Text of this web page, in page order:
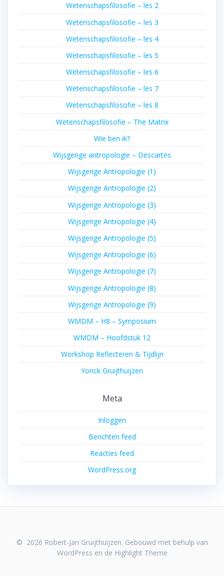
Wetenschapsfilosofie – les 2
Wetenschapsfilosofie – les 3
Wetenschapsfilosofie – les 4
Wetenschapsfilosofie – les 5
Wetenschapsfilosofie – les 6
Wetenschapsfilosofie – les 7
Wetenschapsfilosofie – les 8
Wetenschapsfilosofie – The Matrix
Wie ben ik?
Wijsgerige antropologie – Descartes
Wijsgerige Antropologie (1)
Wijsgerige Antropologie (2)
Wijsgerige Antropologie (3)
Wijsgerige Antropologie (4)
Wijsgerige Antropologie (5)
Wijsgerige Antropologie (6)
Wijsgerige Antropologie (7)
Wijsgerige Antropologie (8)
Wijsgerige Antropologie (9)
WMDM – H8 – Symposium
WMDM – Hoofdstuk 12
Workshop Reflecteren & Tijdlijn
Yorick Gruijthuijzen
Meta
Inloggen
Berichten feed
Reacties feed
WordPress.org
© 2026 Robert-Jan Gruijthuijzen. Gebouwd met behulp van
WordPress en de Highlight Theme